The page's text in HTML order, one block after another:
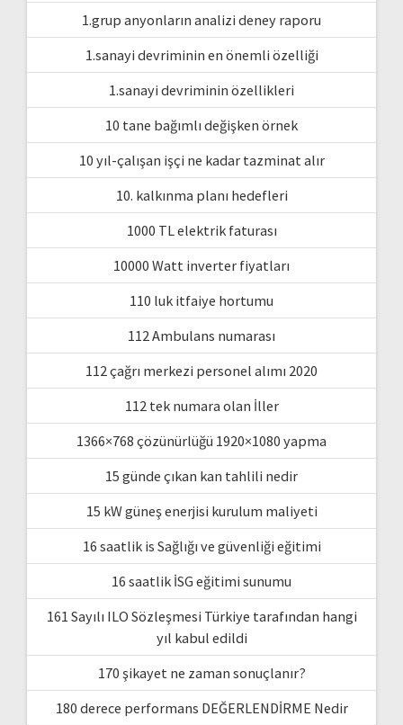
1.grup anyonların analizi deney raporu
1.sanayi devriminin en önemli özelliği
1.sanayi devriminin özellikleri
10 tane bağımlı değişken örnek
10 yıl-çalışan işçi ne kadar tazminat alır
10. kalkınma planı hedefleri
1000 TL elektrik faturası
10000 Watt inverter fiyatları
110 luk itfaiye hortumu
112 Ambulans numarası
112 çağrı merkezi personel alımı 2020
112 tek numara olan İller
1366×768 çözünürlüğü 1920×1080 yapma
15 günde çıkan kan tahlili nedir
15 kW güneş enerjisi kurulum maliyeti
16 saatlik is Sağlığı ve güvenliği eğitimi
16 saatlik İSG eğitimi sunumu
161 Sayılı ILO Sözleşmesi Türkiye tarafından hangi
yıl kabul edildi
170 şikayet ne zaman sonuçlanır?
180 derece performans DEĞERLENDİRME Nedir